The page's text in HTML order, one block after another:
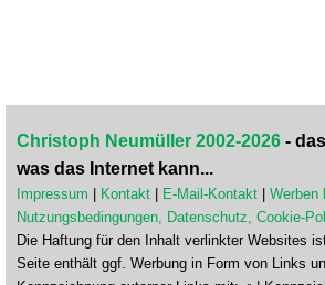
Christoph Neumüller 2002-2026 -
was das Internet kann...
Impressum | Kontakt | E-Mail-Kontakt | Werben
Nutzungsbedingungen, Datenschutz, Cookie-
Die Haftung für den Inhalt verlinkter Websites
Seite enthält ggf. Werbung in Form von Links